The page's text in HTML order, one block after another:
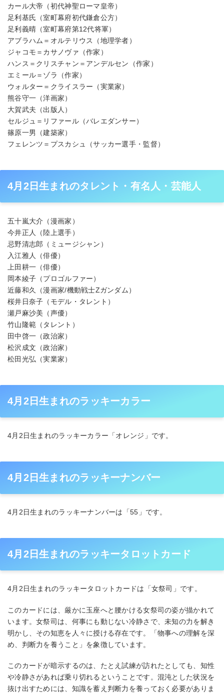
カール大帝（初代神聖ローマ皇帝）
足利基氏（室町幕府初代鎌倉公方）
足利義晴（室町幕府第12代将軍）
アブラハム＝オルテリウス（地理学者）
ジャコモ＝カサノヴァ（作家）
ハンス＝クリスチャン＝アンデルセン（作家）
エミール＝ゾラ（作家）
ウォルター＝クライスラー（実業家）
熊谷守一（洋画家）
大賀武夫（出版人）
セルジュ＝リファール（バレエダンサー）
篠原一男（建築家）
フェレンツ＝プスカシュ（サッカー選手・監督）
4月2日生まれのタレント・有名人・芸能人
五十嵐大介（漫画家）
今井正人（陸上選手）
忌野清志郎（ミュージシャン）
入江雅人（俳優）
上田耕一（俳優）
岡本綾子（プロゴルファー）
近藤和久（漫画家/機動戦士Zガンダム）
桜井日奈子（モデル・タレント）
瀬戸麻沙美（声優）
竹山隆範（タレント）
田中啓一（政治家）
松沢成文（政治家）
松田光弘（実業家）
4月2日生まれのラッキーカラー
4月2日生まれのラッキーカラー「オレンジ」です。
4月2日生まれのラッキーナンバー
4月2日生まれのラッキーナンバーは「55」です。
4月2日生まれのラッキータロットカード
4月2日生まれのラッキータロットカードは「女祭司」です。
このカードには、厳かに玉座へと腰かける女祭司の姿が描かれて
います。女祭司は、何事にも動じない冷静さで、未知の力を解き
明かし、その知恵を人々に授ける存在です。「物事への理解を深
め、判断力を養うこと」を象徴しています。
このカードが暗示するのは、たとえ試練が訪れたとしても、知性
や冷静さがあれば乗り切れるということです。混沌とした状況を
抜け出すためには、知識を蓄え判断力を養っておく必要がありま